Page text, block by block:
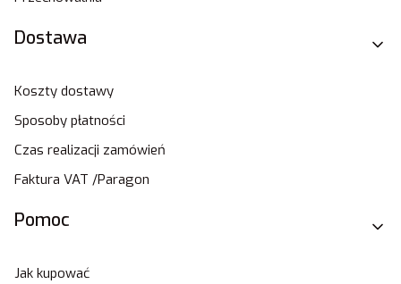
Dostawa
Koszty dostawy
Sposoby płatności
Czas realizacji zamówień
Faktura VAT /Paragon
Pomoc
Jak kupować